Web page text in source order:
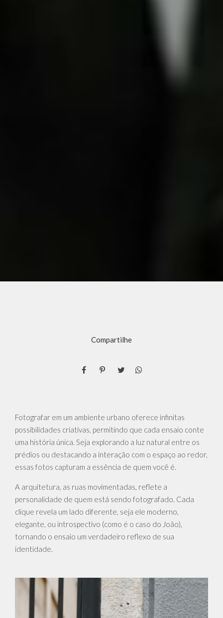
Compartilhe
Fotografar em um ambiente urbano oferece infinitas
possibilidades criativas, permitindo que cada ensaio conte
uma história única. Seja explorando a luz natural entre os
prédios ou destacando a interação com o espaço ao redor,
essas fotos capturam a essência de quem você é.
A arquitetura, as ruas movimentadas, reflete a
personalidade de quem está sendo fotografado. Cada
clique revela um lado diferente, seja ele moderno,
elegante, ou introspectivo (como é o caso do João),
tornando o ensaio um verdadeiro reflexo de sua
identidade.